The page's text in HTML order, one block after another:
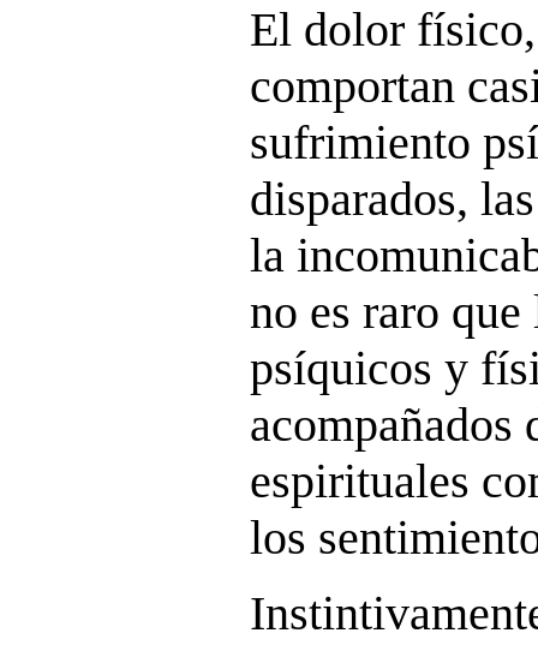
El dolor
comportan
sufrimiento
disparados,
la
no es raro
psíquicos y
acompañados
espirituales
los